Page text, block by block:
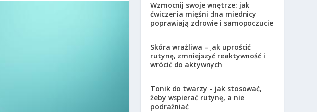
Wzmocnij swoje wnętrze: jak
ćwiczenia mięśni dna miednicy
poprawiają zdrowie i samopoczucie
Skóra wrażliwa – jak uprościć
rutynę, zmniejszyć reaktywność i
wrócić do aktywnych
Tonik do twarzy – jak stosować,
żeby wspierać rutynę, a nie
podrażniać